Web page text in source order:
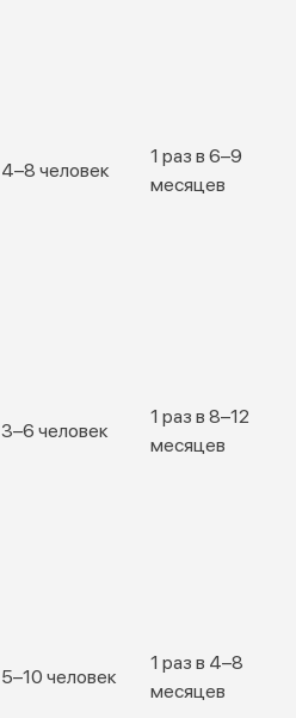
4–8 человек
1 раз в 6–9
месяцев
3–6 человек
1 раз в 8–12
месяцев
5–10 человек
1 раз в 4–8
месяцев